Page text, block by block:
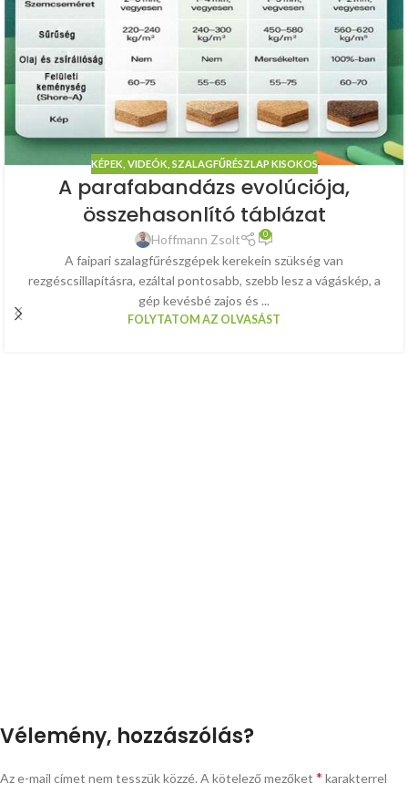
KÉPEK, VIDEÓK SZALAGFŰRÉSZLAP KISOKOS
A parafabandázs evolúciója,
összehasonlító táblázat
Hoffmann Zsolt 0
A faipari szalagfűrészgépek kerekein szükség van
rezgéscsillapításra, ezáltal pontosabb, szebb lesz a vágáskép, a
gép kevésbé zajos és ...
FOLYTATOM AZ OLVASÁST
Vélemény, hozzászólás?
Az e-mail címet nem tesszük közzé.A kötelező mezőket * karakterrel